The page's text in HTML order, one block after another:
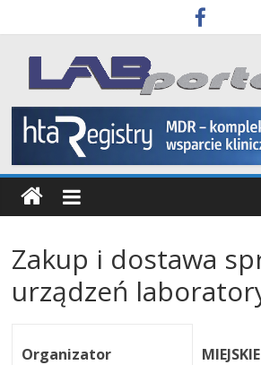
to
content
Labportal
Laboratoria
Aparatura
Badania
Zakup i dostawa
urządzeń
Organizator